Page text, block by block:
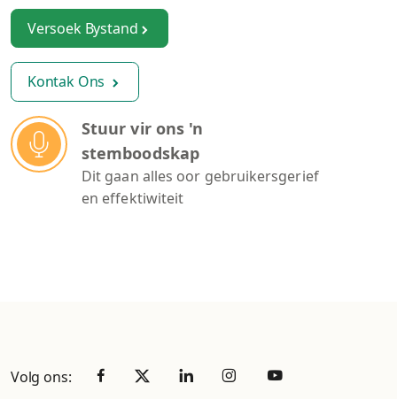
Versoek Bystand
Kontak Ons
Stuur vir ons 'n
stemboodskap
Dit gaan alles oor gebruikersgerief
en effektiwiteit
Volg ons: